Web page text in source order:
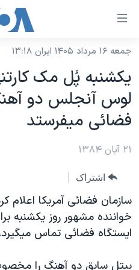
لینکهای
دسترسی
جهش
به
محتوای
اصلی
صفحه
جهش
به
جستجو
نسخه سبک وب‌سایت
موضوع ها
آمریکا
جهان
ورزشی
گزیده‌ها
ویژه برنامه‌ها
ویدیوها
برنامه های تلویزیونی
جدول برنامه ها
صفحه‌های ویژه
جام جهانی ۲۰۲۶
عملیات خشم حماسی
۲۵۰سالگی آمریکا
بایگانی برنامه‌های تلویزیونی
فرکانس‌های صدای آمریکا
پخش رادیویی
جمعه ۱۶ مرداد ۱۴۰۵ ایران ۱۳:۱۸
يکشنبه پُل مک
لوس آنجلس دو
فضائی ميفرستد
۲۱ آبان ۱۳۸۴
اشتراک
سازمان فضائی آمريکا اعلام
خواننده مشهور روز يکشنبه
ايستگاه فضائی تماس ميگيرد.
بيتل سابق دو آهنگ را